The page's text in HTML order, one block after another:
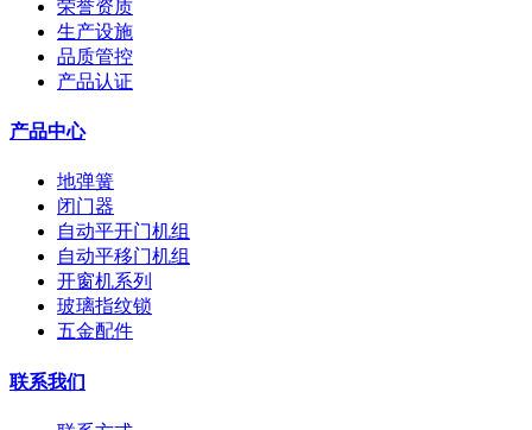
荣誉资质
生产设施
品质管控
产品认证
产品中心
地弹簧
闭门器
自动平开门机组
自动平移门机组
开窗机系列
玻璃指纹锁
五金配件
联系我们